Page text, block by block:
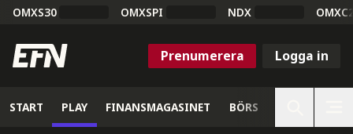
OMXS30 OMXSPI NDX
Prenumerera Logga in
START PLAY FINANSMAGASINET BÖRS